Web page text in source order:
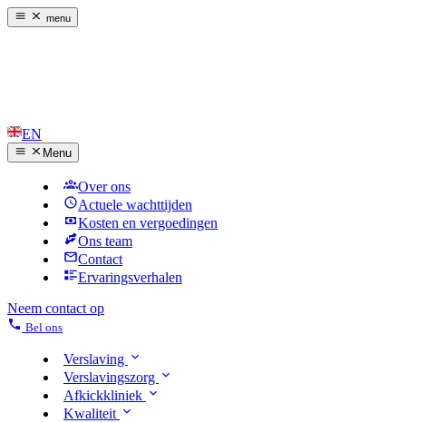
menu
EN
Menu
Over ons
Actuele wachttijden
Kosten en vergoedingen
Ons team
Contact
Ervaringsverhalen
Neem contact op
Bel ons
Verslaving
Verslavingszorg
Afkickkliniek
Kwaliteit